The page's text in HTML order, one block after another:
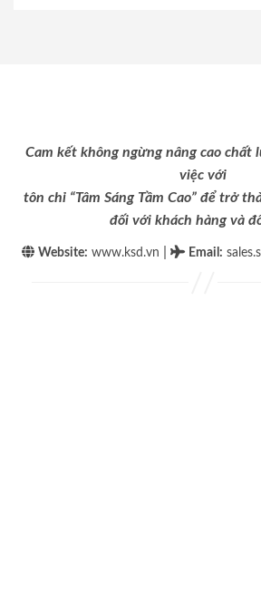
Cam kết không ngừng nâng cao chất
việc với
tôn chỉ “Tâm Sáng Tầm Cao” để trở
đối với khách hàng và
Website: www.ksd.vn Email :